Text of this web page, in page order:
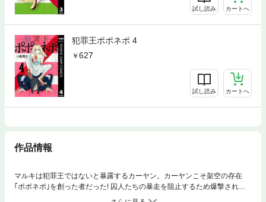
試し読み カートへ
犯罪王ポポネポ 4
627
試し読み カートへ
作品情報
マルキは犯罪王ではないと暴露するカーヤン。カーヤンこそ架空の存在
｢ポポネポ｣を創った者だった! 囚人たちの暴走を阻止するため爆撃される
監獄空母…。犯罪王としての力を失ったマルキが新たに選ぶ未来は”正